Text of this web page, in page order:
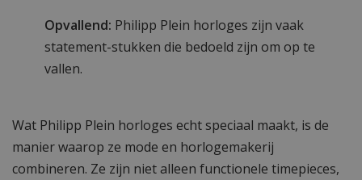
Opvallend: Philipp Plein horloges zijn vaak
statement-stukken die bedoeld zijn om op te
vallen.
Wat Philipp Plein horloges echt speciaal maakt, is de
manier waarop ze mode en horlogemakerij
combineren. Ze zijn niet alleen functionele timepieces,